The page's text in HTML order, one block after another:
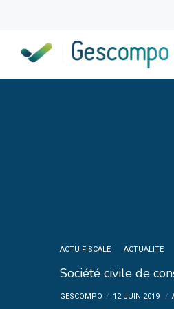
ACTU FISCALE ACTUALITE
Société civile de
GESCOMPO 12 JUIN 2019